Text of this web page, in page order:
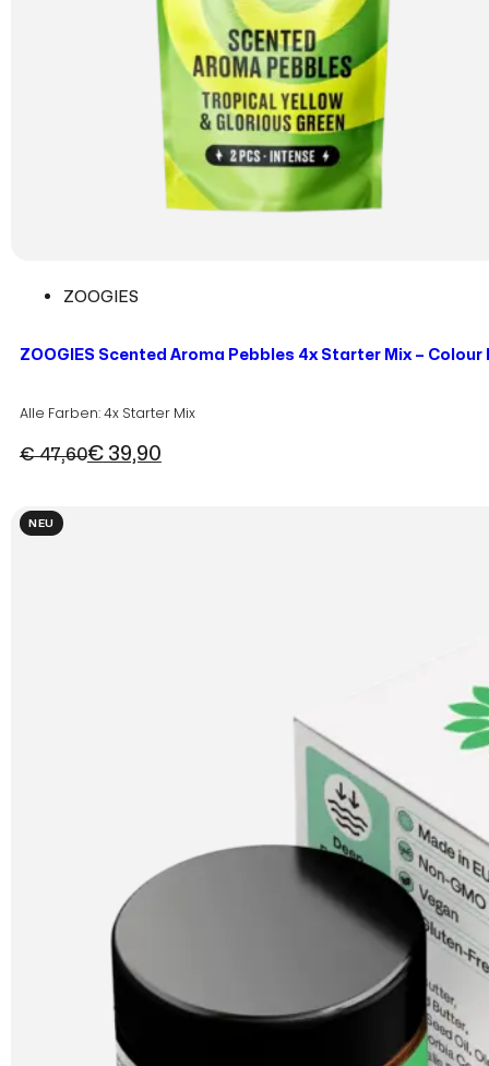
ZOOGIES
ZOOGIES Scented Aroma Pebbles 4x Starter Mix – Colour
Alle Farben: 4x Starter Mix
€47,60
Ursprünglicher
war:
€39,90
Aktueller
ist:
NEU